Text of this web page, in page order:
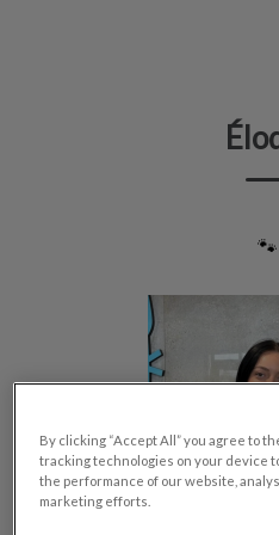
🐾
By clicking “Accept All” you agree to
tracking technologies on your device
the performance of our website,
marketing efforts.